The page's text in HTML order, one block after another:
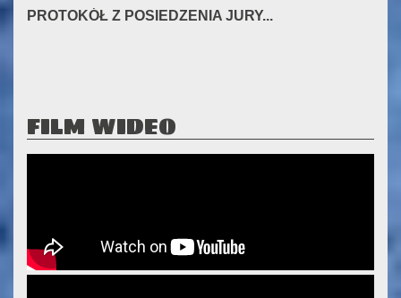
PROTOKÓŁ Z POSIEDZENIA JURY...
FILM WIDEO